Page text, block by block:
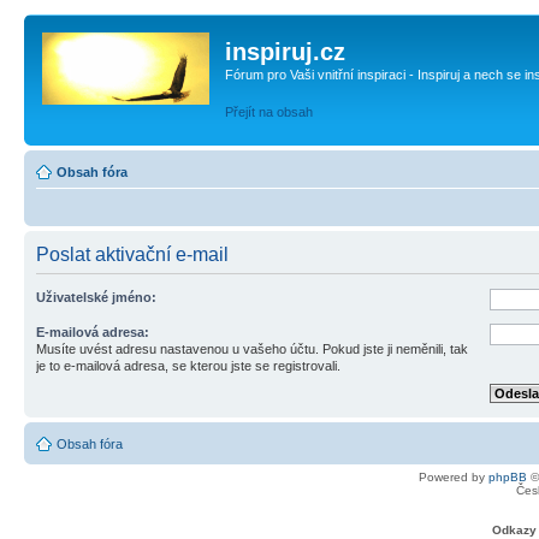
inspiruj.cz
Fórum pro Vaši vnitřní inspiraci - Inspiruj a nech se
Přejít na obsah
Obsah fóra
Poslat aktivační e-mail
Uživatelské jméno:
E-mailová adresa:
Musíte uvést adresu nastavenou u vašeho účtu. Pokud jste ji neměnili, tak
je to e-mailová adresa, se kterou jste se registrovali.
Obsah fóra
Powered by phpBB